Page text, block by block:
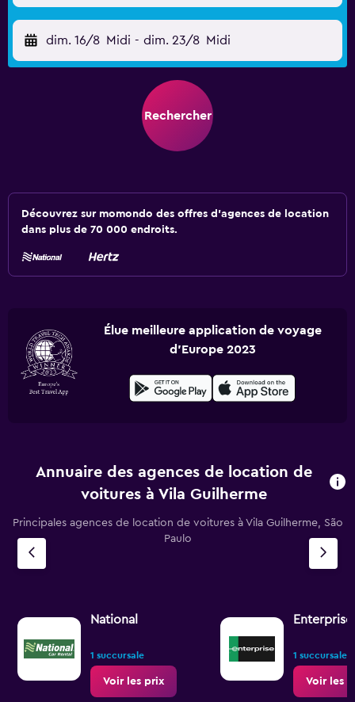
dim. 16/8 Midi - dim. 23/8 Midi
Rechercher
Découvrez sur momondo des offres d'agences de location
dans plus de 70 000 endroits.
Élue meilleure application de voyage
d'Europe 2023
Annuaire des agences de location de
voitures à Vila Guilherme
Principales agences de location de voitures à Vila Guilherme, São
Paulo
National
1 succursale
Voir les prix
1 succursale
Voir les